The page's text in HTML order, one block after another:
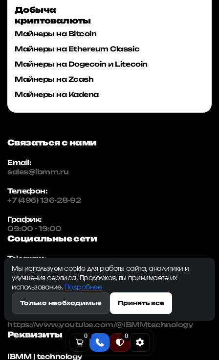
0 0
Добыча
криптовалюты
Майнеры на Bitcoin
Майнеры на Ethereum Classic
Майнеры на Dogecoin и Litecoin
Майнеры на Zcash
Майнеры на Kadena
Связаться с нами
Email:
sales@ibmm.ru
Телефон:
+7 (495) 136-28-92
График:
09:00 - 19:00
Социальные сети
Telegram:
https://t.me/ibmmRU
VK:
https://vk.com/ibmmru
YouTube:
https://www.youtube.com/@IBMMtechnology
Реквизиты
IBMM | technology
Мы используем cookie для работы сайта, аналитики и
улучшения сервиса. Продолжая, вы принимаете их
использование.
Подробнее
Только необходимые Принять все